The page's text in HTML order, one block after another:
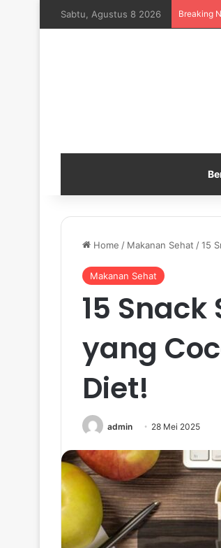
Sabtu, Agustus 8 2026 Breaking
Home / Makanan Sehat /15
Makanan Sehat
15
yang
Diet!
admin 28 Mei 2025